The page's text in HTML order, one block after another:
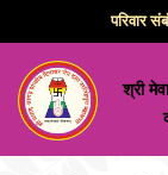
परिवार
श्री